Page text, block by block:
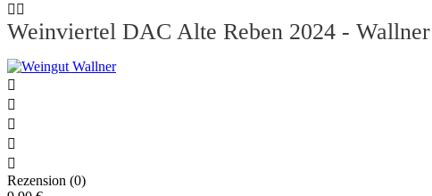
 
Weinviertel DAC Alte Reben 2024 -





Rezension (0)